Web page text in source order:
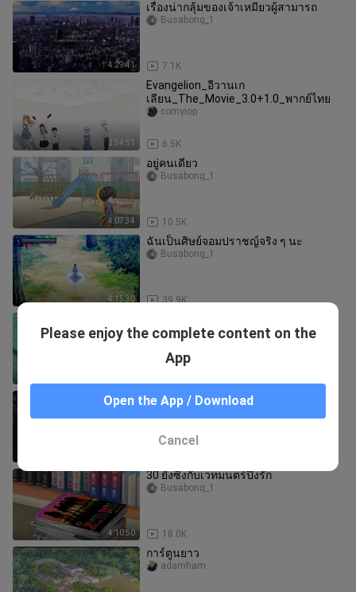
4:29:41
เรื่องน่ากลุ้มของเจ้าเหมียวผู้สามารถ
7.1K
Busabong_1
2:34:51
Evangelion_อีวานเก
เลียน_The_Movie_3.0+1.0_พากย์ไทย
6.5K
comyiop
4:07:34
อยู่คนเดียว
10.5K
Busabong_1
4:15:30
ฉันเป็นศิษย์จอมปราชญ์จริง ๆ นะ
39.9K
Busabong_1
Busabong_1
Hello World (2019) พากย์ไทย
B Blood Type
4:10:50
30 ยังซิงกับเวทมนตร์ปิ๊งรัก
18.0K
Busabong_1
การ์ตูนยาว
adamham
Please enjoy the complete content on the
App
Open the App / Download
Cancel